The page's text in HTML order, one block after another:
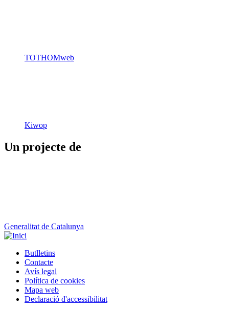
TOTHOMweb
Kiwop
Un projecte de
Generalitat de Catalunya
Peu
Butlletins
Contacte
Avís legal
Política de cookies
Mapa web
Declaració d'accessibilitat